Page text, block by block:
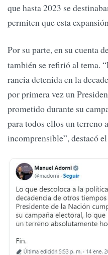
que hasta 2023 se
permiten que esta
Por su parte, en su cuenta
también se refirió al tema.
rancia detenida en la
por primera vez un
prometido durante su
para todos ellos un terreno
incomprensible”, destacó